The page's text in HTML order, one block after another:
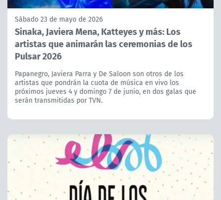
Sábado 23 de mayo de 2026
Sinaka, Javiera Mena, Katteyes y más: Los
artistas que animarán las ceremonias de los
Pulsar 2026
Papanegro, Javiera Parra y De Saloon son otros de los
artistas que pondrán la cuota de música en vivo los
próximos jueves 4 y domingo 7 de junio, en dos galas que
serán transmitidas por TVN.